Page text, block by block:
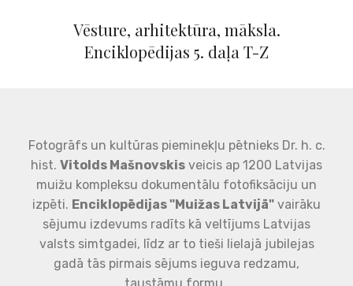
Vēsture, arhitektūra, māksla.
Enciklopēdijas 5. daļa T-Z
Fotogrāfs un kultūras pieminekļu pētnieks Dr. h. c.
hist. Vitolds Mašnovskis veicis ap 1200 Latvijas
muižu kompleksu dokumentālu fotofiksāciju un
izpēti. Enciklopēdijas "Muižas Latvijā" vairāku
sējumu izdevums radīts kā veltījums Latvijas
valsts simtgadei, līdz ar to tieši lielajā jubilejas
gadā tās pirmais sējums ieguva redzamu,